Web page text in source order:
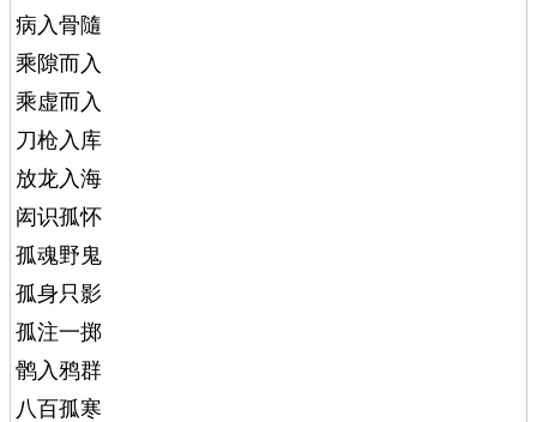
病入骨隨
乘隙而入
乘虚而入
刀枪入库
放龙入海
闳识孤怀
孤魂野鬼
孤身只影
孤注一掷
鹘入鸦群
八百孤寒